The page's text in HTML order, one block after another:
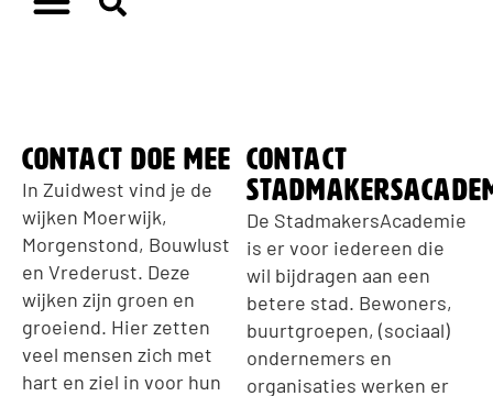
contact doe mee
In Zuidwest vind je de
wijken Moerwijk,
Morgenstond, Bouwlust
en Vrederust. Deze
wijken zijn groen en
groeiend. Hier zetten
veel mensen zich met
hart en ziel in voor hun
contact
De StadmakersAcademie
is er voor iedereen die
wil bijdragen aan een
betere stad. Bewoners,
buurtgroepen, (sociaal)
ondernemers en
organisaties werken er